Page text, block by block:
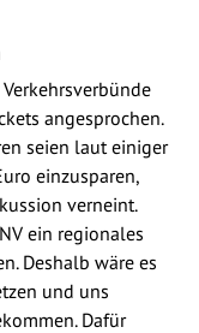
angesprochen.
seien laut einiger
einzusparen,
verneint.
ein regionales
Deshalb wäre es
und uns
Dafür